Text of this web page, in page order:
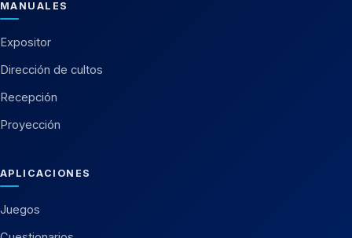
MANUALES
Expositor
Dirección de cultos
Recepción
Proyección
APLICACIONES
Juegos